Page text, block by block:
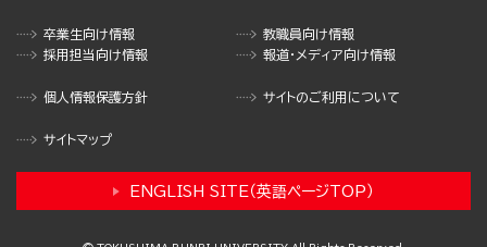
卒業生向け情報
教職員向け情報
採用担当向け情報
報道・メディア向け情報
個人情報保護方針 サイトのご利用について
サイトマップ
ENGLISH SITE（英語ページTOP）